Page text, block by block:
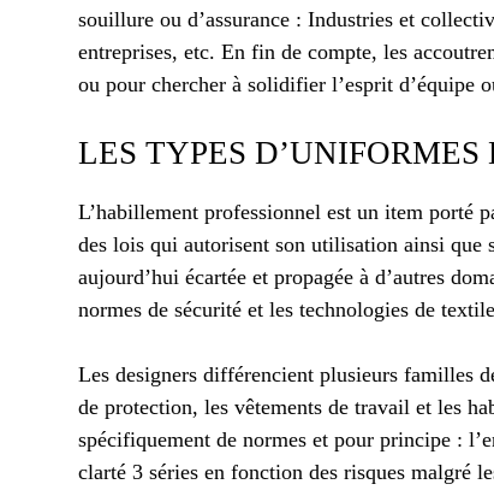
souillure ou d’assurance : Industries et
entreprises, etc. En fin de compte, les
ou pour chercher à solidifier l’esprit d’équipe
LES TYPES
L’habillement professionnel est un item porté
des lois qui autorisent son utilisation ainsi que
aujourd’hui écartée et propagée à d’autres
normes de sécurité et les technologies de
Les designers différencient plusieurs familles
de protection, les vêtements de travail et les
spécifiquement de normes et pour principe :
clarté 3 séries en fonction des risques malgré